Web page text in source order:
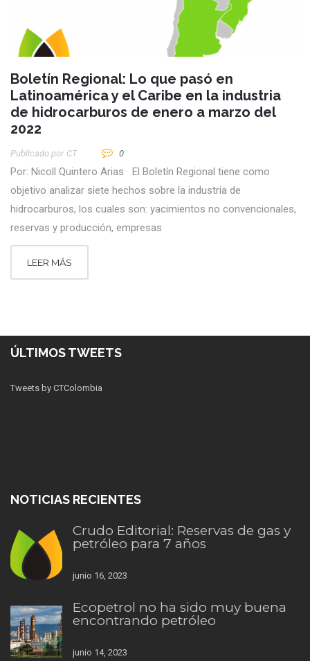
Boletín Regional: Lo que pasó en
Latinoamérica y el Caribe en la industria
de hidrocarburos de enero a marzo del
2022
Publicado por CT 0
Por: Nicoll Quintero Arias El Boletín Regional tiene como
objetivo analizar siete hechos sobre la industria de
hidrocarburos, los cuales son: yacimientos no convencionales,
reservas y producción, empresas
LEER MÁS
ÚLTIMOS TWEETS
Tweets by CTColombia
NOTICIAS RECIENTES
Crudo Editorial: Reservas de gas y
petróleo para 7 años
junio 16, 2023
Ecopetrol no ha sido muy buena
encontrando petróleo
junio 14, 2023